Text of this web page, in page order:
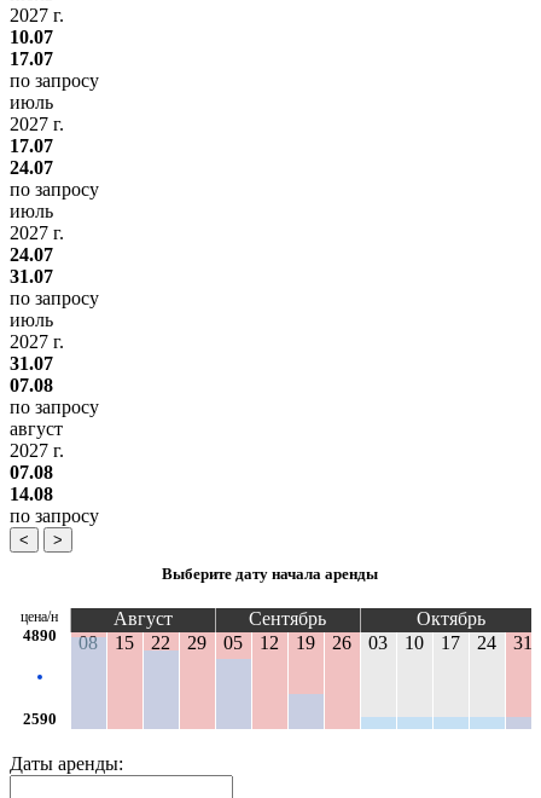
2027 г.
10.07
17.07
по запросу
июль
2027 г.
17.07
24.07
по запросу
июль
2027 г.
24.07
31.07
по запросу
июль
2027 г.
31.07
07.08
по запросу
август
2027 г.
07.08
14.08
по запросу
<
>
Выберите дату начала аренды
цена/н
4890
2590
Август Сентябрь
Октябрь
08
15 22 29 05 12 19 26 03 10 17 24 31
Даты аренды: